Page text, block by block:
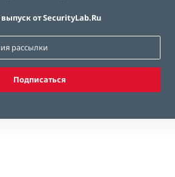
от SecurityLab.Ru
Подписаться